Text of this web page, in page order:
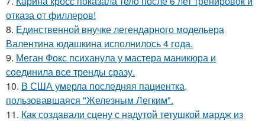
отказа от филлеров!
8. Единственной внучке легендарного модельера
Валентина юдашкина исполнилось 4 года.
9. Меган Фокс психанула у мастера маникюра и
соединила все тренды сразу.
10. В США умерла последняя пациентка,
пользовавшаяся "Железным Легким".
11. Как создавали сцену с надутой тетушкой мардж из